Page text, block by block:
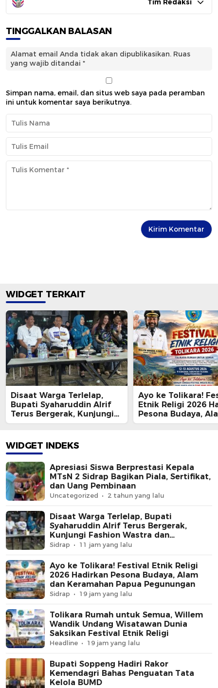
Tim Redaksi
TINGGALKAN BALASAN
Alamat email Anda tidak akan dipublikasikan. Ruas
yang wajib ditandai *
Simpan nama, email, dan situs web saya pada peramban
ini untuk komentar saya berikutnya.
WIDGET TERKAIT
Disaat Warga Terlelap,
Bupati Syaharuddin Alrif
Terus Bergerak, Kunjungi
Fashion Wastra dan
Mogan
Ayo ke Tolikara!
Etnik Religi 2026
Pesona Budaya,
Keramahan Papua
WIDGET INDEKS
Apresiasi Siswa Berprestasi Kepala
MTsN 2 Sidrap Bagikan Piala, Sertifikat,
dan Uang Pembinaan
Uncategorized 2 tahun yang lalu
Disaat Warga Terlelap, Bupati
Syaharuddin Alrif Terus Bergerak,
Kunjungi Fashion Wastra dan
Gelblaster Tournament di Mogan
Sidrap 11 jam yang lalu
Ayo ke Tolikara! Festival Etnik Religi
2026 Hadirkan Pesona Budaya, Alam
dan Keramahan Papua Pegunungan
Sidrap 19 jam yang lalu
Tolikara Rumah untuk Semua, Willem
Wandik Undang Wisatawan Dunia
Saksikan Festival Etnik Religi
Headline 19 jam yang lalu
Bupati Soppeng Hadiri Rakor
Kemendagri Bahas Penguatan Tata
Kelola BUMD